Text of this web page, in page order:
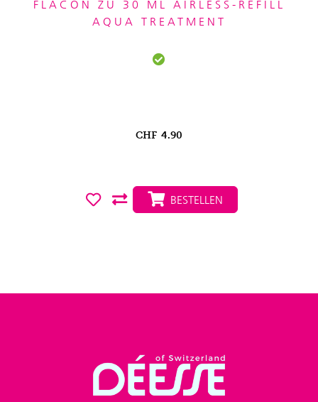
FLACON ZU 30 ML AIRLESS-REFILL
AQUA TREATMENT
CHF 4.90
BESTELLEN